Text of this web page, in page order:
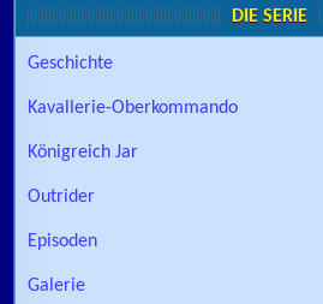
DIE SERIE
Geschichte
Kavallerie-Oberkommando
Königreich Jar
Outrider
Episoden
Galerie